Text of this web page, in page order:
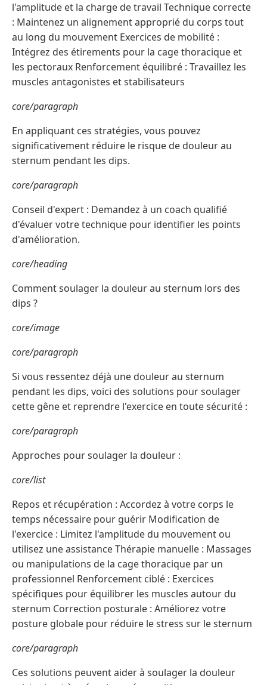
l'amplitude et la charge de travail Technique correcte
: Maintenez un alignement approprié du corps tout
au long du mouvement Exercices de mobilité :
Intégrez des étirements pour la cage thoracique et
les pectoraux Renforcement équilibré : Travaillez les
muscles antagonistes et stabilisateurs
core/paragraph
En appliquant ces stratégies, vous pouvez
significativement réduire le risque de douleur au
sternum pendant les dips.
core/paragraph
Conseil d'expert : Demandez à un coach qualifié
d'évaluer votre technique pour identifier les points
d'amélioration.
core/heading
Comment soulager la douleur au sternum lors des
dips ?
core/image
core/paragraph
Si vous ressentez déjà une douleur au sternum
pendant les dips, voici des solutions pour soulager
cette gêne et reprendre l'exercice en toute sécurité :
core/paragraph
Approches pour soulager la douleur :
core/list
Repos et récupération : Accordez à votre corps le
temps nécessaire pour guérir Modification de
l'exercice : Limitez l'amplitude du mouvement ou
utilisez une assistance Thérapie manuelle : Massages
ou manipulations de la cage thoracique par un
professionnel Renforcement ciblé : Exercices
spécifiques pour équilibrer les muscles autour du
sternum Correction posturale : Améliorez votre
posture globale pour réduire le stress sur le sternum
core/paragraph
Ces solutions peuvent aider à soulager la douleur